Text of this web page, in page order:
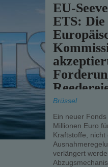
EU-
ETS: Die
teilweise.
Brüssel
Ein neuer
Millionen Euro
Kraftstoffe, nicht
verlängert